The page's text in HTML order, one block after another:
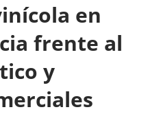
en
frente al
y